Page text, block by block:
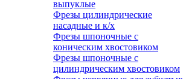
выпуклые
Фрезы цилиндрические
насадные и к/х
Фрезы шпоночные с
коническим хвостовиком
Фрезы шпоночные с
цилиндрическим хвостовиком